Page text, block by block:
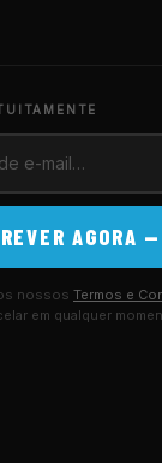
AGORA
nossos Termos e
em qualquer